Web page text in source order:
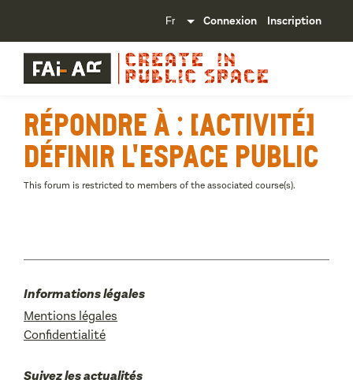
Connexion Inscription
Répondre à : [Activité]
Définir l'espace public
This forum is restricted to members of the associated course(s).
Informations légales
Mentions légales
Confidentialité
Suivez les actualités